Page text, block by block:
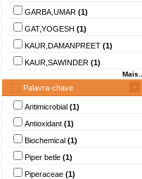
GARBA,UMAR (1)
GAT,YOGESH (1)
KAUR,DAMANPREET (1)
KAUR,SAWINDER (1)
Mais...
Palavra-chave
Antimicrobial (1)
Antioxidant (1)
Biochemical (1)
Piper betle (1)
Piperaceae (1)